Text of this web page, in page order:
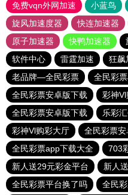
免费vqn外网加速
小蓝鸟
旋风加速度器
快连加速器
原子加速器
快鸭加速器
软件中心
雷霆加速 狂飙
老品牌—全民彩票
全民彩
全民彩票安卓版下载
彩神
全民彩票安卓版下载
乐彩
彩神Vl购彩大厅
全民彩票
全民彩票app下载大全
703
新人送29元彩金平台
新人
全民彩票平台换了吗
全民